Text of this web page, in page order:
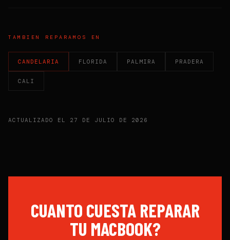
TAMBIEN REPARAMOS EN
CANDELARIA FLORIDA PALMIRA PRADERA
CALI
ACTUALIZADO EL 27 DE JULIO DE 2026
CUANTO CUESTA REPARAR
TU MACBOOK?